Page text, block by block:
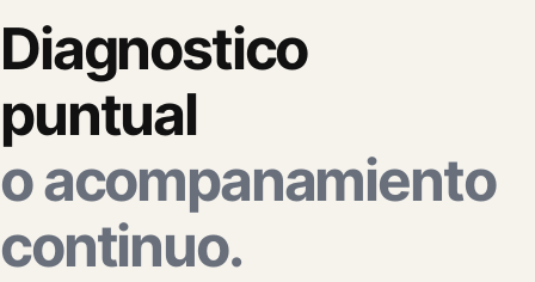
Diagnostico
puntual
o acompanamiento
continuo.